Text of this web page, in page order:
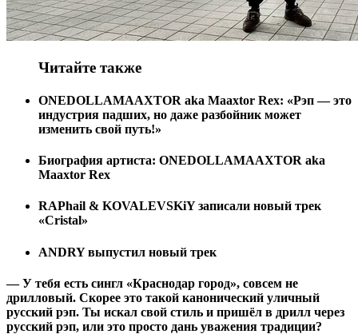
Читайте также
ONEDOLLAMAAXTOR aka Maaxtor Rex: «Рэп — это
индустрия падших, но даже разбойник может
изменить свой путь!»
Биография артиста: ONEDOLLAMAAXTOR aka
Maaxtor Rex
RAPhail & KOVALEVSKiY записали новый трек
«Cristal»
ANDRY выпустил новый трек
— У тебя есть сингл «Краснодар город», совсем не
дрилловый. Скорее это такой канонический уличный
русский рэп. Ты искал свой стиль и пришёл в дрилл через
русский рэп, или это просто дань уважения традиции?